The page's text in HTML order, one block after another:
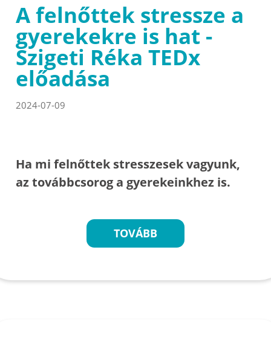
A felnőttek stressze a
gyerekekre is hat -
Szigeti Réka TEDx
előadása
2024-07-09
Ha mi felnőttek stresszesek vagyunk,
az továbbcsorog a gyerekeinkhez is.
TOVÁBB